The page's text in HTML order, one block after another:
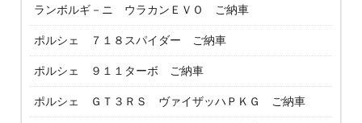
ランボルギ－ニ ウラカンＥＶＯ ご納車
ポルシェ ７１８スパイダー ご納車
ポルシェ ９１１ターボ ご納車
ポルシェ ＧＴ３ＲＳ ヴァイザッハＰＫＧ ご納車